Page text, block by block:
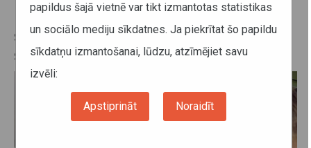
No 1. aprīļa reģionālajā
sabiedriskajā transportā spēkā
stājas jauni tarifi
papildus šajā vietnē var tikt izmantotas statistikas
un sociālo mediju sīkdatnes. Ja piekrītat šo papildu
sīkdatņu izmantošanai, lūdzu, atzīmējiet savu
izvēli:
Apstiprināt Noraidīt